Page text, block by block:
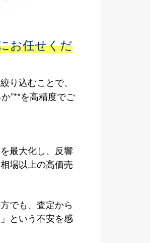
お任せくだ
り込むことで、
”**を高精度でご
最大化し、反響
場以上の高価売
でも、査定から
という不安を感